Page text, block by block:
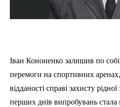
Іван Кононенко залишив по
перемоги на спортивних
відданості справі захисту
перших днів випробувань стала